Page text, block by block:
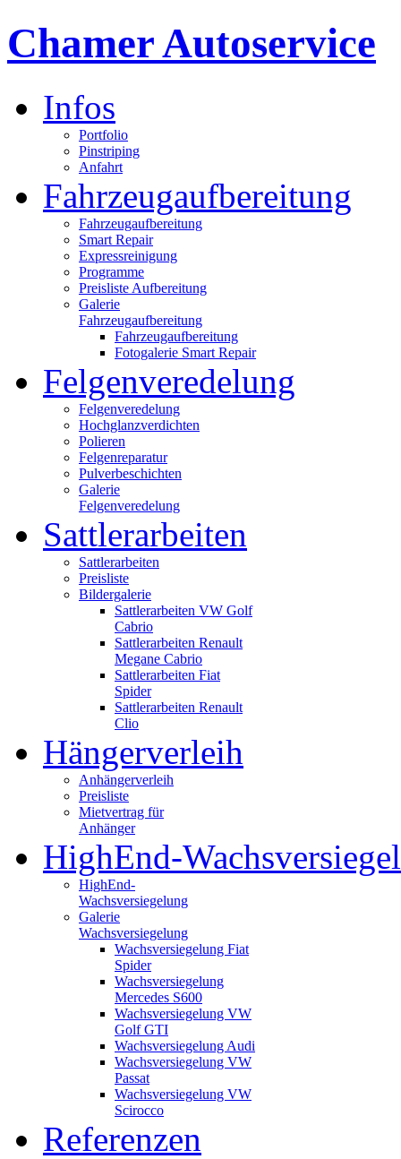
Chamer Autoservice
Infos
Portfolio
Pinstriping
Anfahrt
Fahrzeugaufbereitung
Fahrzeugaufbereitung
Smart Repair
Expressreinigung
Programme
Preisliste Aufbereitung
Galerie
Fahrzeugaufbereitung
Fahrzeugaufbereitung
Fotogalerie Smart Repair
Felgenveredelung
Felgenveredelung
Hochglanzverdichten
Polieren
Felgenreparatur
Pulverbeschichten
Galerie
Felgenveredelung
Sattlerarbeiten
Sattlerarbeiten
Preisliste
Bildergalerie
Sattlerarbeiten VW Golf
Cabrio
Sattlerarbeiten Renault
Megane Cabrio
Sattlerarbeiten Fiat
Spider
Sattlerarbeiten Renault
Clio
Hängerverleih
Anhängerverleih
Preisliste
Mietvertrag für
Anhänger
HighEnd-
HighEnd-
Wachsversiegelung
Galerie
Wachsversiegelung
Wachsversiegelung Fiat
Spider
Wachsversiegelung
Mercedes S600
Wachsversiegelung VW
Golf GTI
Wachsversiegelung Audi
Wachsversiegelung VW
Passat
Wachsversiegelung VW
Scirocco
Referenzen